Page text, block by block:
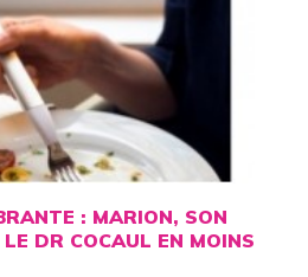
: MARION, SON
DR COCAUL EN MOINS